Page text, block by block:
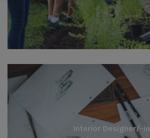
Interior Designer/-in